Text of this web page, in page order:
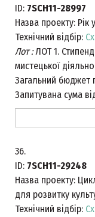
ID: 7SCH11-28997
Назва проекту: Рік
Технічний відбір:
Лот :ЛОТ 1.
мистецької
Загальний бюджет
Запитувана сума
36.
ID: 7SCH11-29248
Назва проекту:
для розвитку
Технічний відбір: